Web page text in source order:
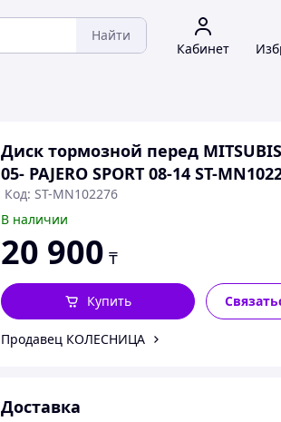
Найти
Кабинет
Диск тормозной перед
05- PAJERO SPORT 08-14 ST-
Код: ST-MN102276
В наличии
20 900 ₸
Купить
Продавец КОЛЕСНИЦА
Доставка